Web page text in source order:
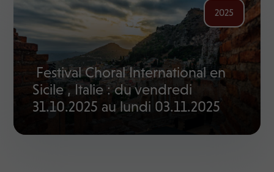
2025
Festival Choral International en
Sicile , Italie : du vendredi
31.10.2025 au lundi 03.11.2025